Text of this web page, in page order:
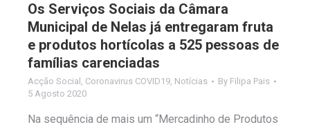
Os Serviços Sociais da Câmara
Municipal de Nelas já entregaram fruta
e produtos hortícolas a 525 pessoas de
famílias carenciadas
Acção Social , Coronavirus COVID19, Notícias By Filipa Pais
5 Agosto 2020
Na sequência de mais um “Mercadinho de Produtos